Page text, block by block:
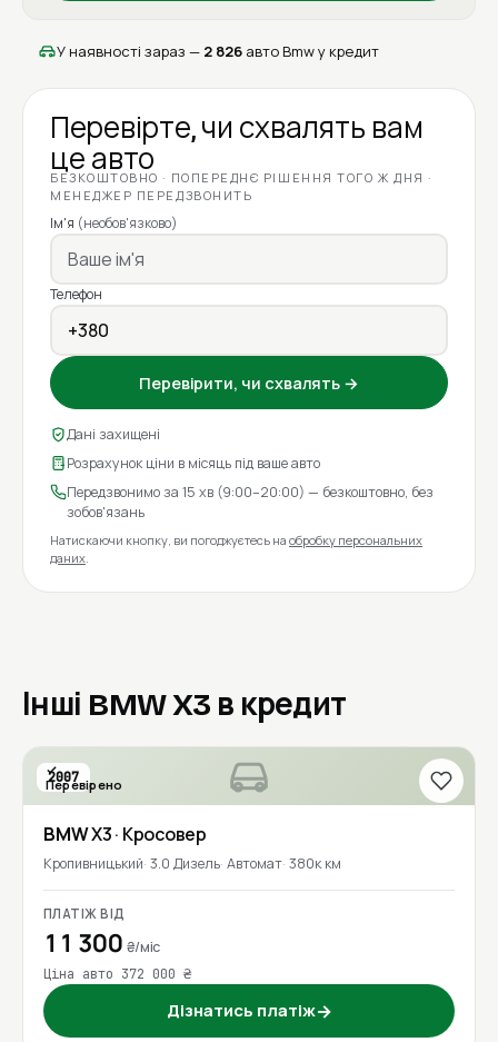
У наявності зараз — 2 826 авто Bmw у кредит
Перевірте, чи схвалять вам
це авто
БЕЗКОШТОВНО · ПОПЕРЕДНЄ РІШЕННЯ ТОГО Ж ДНЯ ·
МЕНЕДЖЕР ПЕРЕДЗВОНИТЬ
Ім'я (необов'язково)
Телефон
Перевірити, чи схвалять →
Дані захищені
Розрахунок ціни в місяць під ваше авто
Передзвонимо за 15 хв (9:00–20:00) — безкоштовно, без
зобов'язань
Натискаючи кнопку, ви погоджуєтесь на обробку персональних
даних.
Інші BMW X3 в кредит
2007
Перевірено
BMWX3· Кросовер
Кропивницький 3.0 Дизель Автомат 380к км
ПЛАТІЖ ВІД
11 300 ₴/міс
Ціна авто 372 000 ₴
Дізнатись платіж→